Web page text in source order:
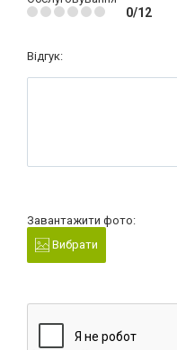
0/12
Відгук:
Завантажити фото:
Вибрати